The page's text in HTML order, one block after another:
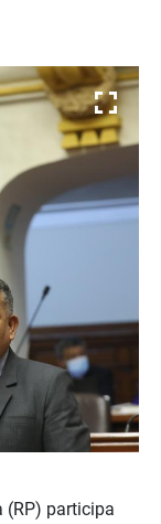
(RP) participa